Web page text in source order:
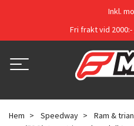
Inkl.
Fri frakt vid
Hem Speedway
Ram &